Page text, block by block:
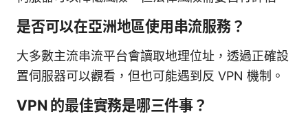
是否可以在亞洲地區使用串流服務？
大多數主流串流平台會讀取地理位址，透過正確設
置伺服器可以觀看，但也可能遇到反 VPN 機制。
VPN 的最佳實務是哪三件事？